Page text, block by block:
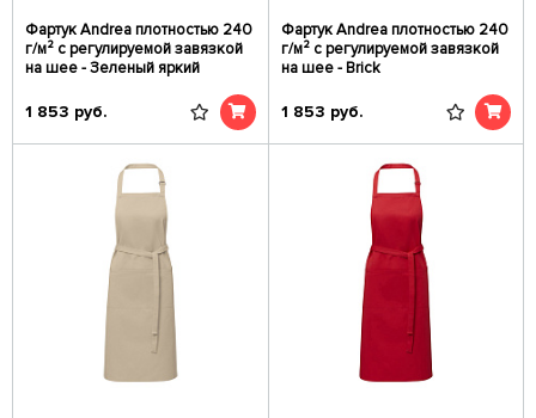
Фартук Andrea плотностью 240
г/м² с регулируемой завязкой
на шее - Зеленый яркий
1 853 руб.
Фартук Andrea плотностью 240
г/м² с регулируемой завязкой
на шее - Brick
1 853 руб.